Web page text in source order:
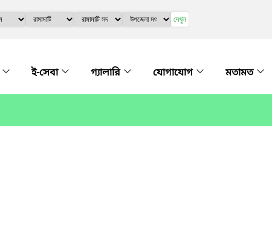
দেখুন
ই-সেবা গ্যালারি যোগাযোগ মতামত